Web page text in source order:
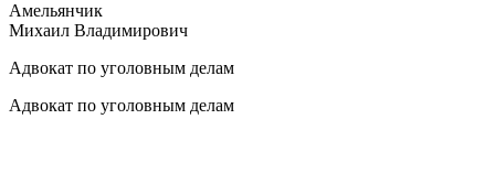
Амельянчик
Михаил Владимирович
Адвокат по уголовным делам
Адвокат по уголовным делам